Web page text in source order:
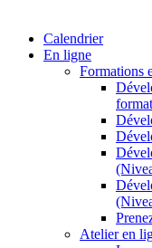
Calendrier
En ligne
Formations
Atelier en